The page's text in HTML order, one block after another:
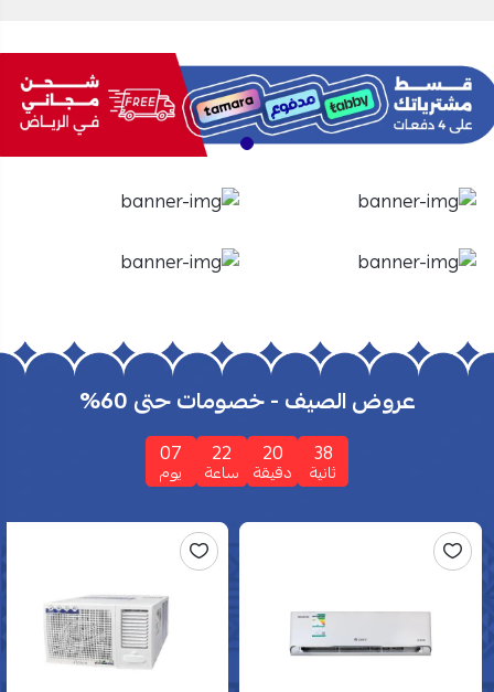
الأفران الشاشات
عروض الصيف - خصومات حتى 60%
37
ثانية
20
دقيقة
22
ساعة
07
يوم